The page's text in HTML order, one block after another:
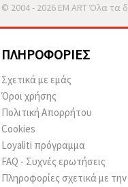
© 2004 - 2026 EM ART Όλα τα
ΠΛΗΡΟΦΟΡΊΕΣ
Σχετικά με εμάς
Όροι χρήσης
Πολιτική Απορρήτου
Cookies
Loyaliti πρόγραμμα
FAQ - Συχνές ερωτήσεις
Πληροφορίες σχετικά με